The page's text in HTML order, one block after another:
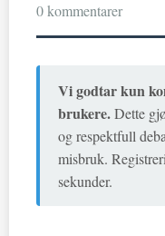
0 kommentarer
Vi godtar kun
brukere.Dette
og respektfull
misbruk.
sekunder.